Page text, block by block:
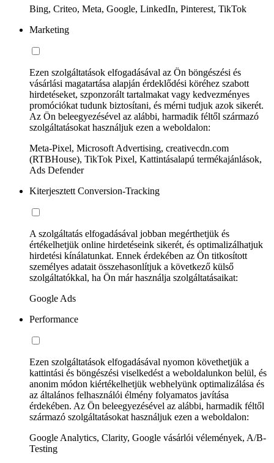
Bing, Criteo, Meta, Google, LinkedIn, Pinterest, TikTok
Marketing
Ezen szolgáltatások elfogadásával az Ön böngészési és
vásárlási magatartása alapján érdeklődési köréhez szabott
hirdetéseket, szponzorált tartalmakat vagy kedvezményes
promóciókat tudunk biztosítani, és mérni tudjuk azok sikerét.
Az Ön beleegyezésével az alábbi, harmadik féltől származó
szolgáltatásokat használjuk ezen a weboldalon:
Meta-Pixel, Microsoft Advertising, creativecdn.com
(RTBHouse), TikTok Pixel, Kattintásalapú termékajánlások,
Ads Defender
Kiterjesztett Conversion-Tracking
A szolgáltatás elfogadásával jobban megérthetjük és
értékelhetjük online hirdetéseink sikerét, és optimalizálhatjuk
hirdetési kínálatunkat. Ennek érdekében az Ön titkosított
személyes adatait összehasonlítjuk a következő külső
szolgáltatókkal, ha Ön már használja szolgáltatásaikat:
Google Ads
Performance
Ezen szolgáltatások elfogadásával nyomon követhetjük a
kattintási és böngészési viselkedést a weboldalunkon belül, és
anonim módon kiértékelhetjük webhelyünk optimalizálása és
az általános felhasználói élmény folyamatos javítása
érdekében. Az Ön beleegyezésével az alábbi, harmadik féltől
származó szolgáltatásokat használjuk ezen a weboldalon:
Google Analytics, Clarity, Google vásárlói vélemények, A/B-
Testing